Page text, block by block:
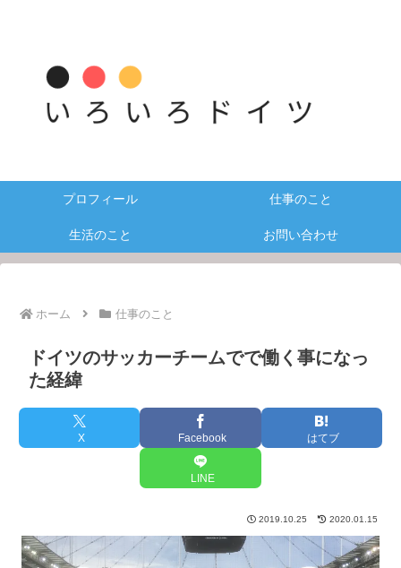
プロフィール 仕事のこと
生活のこと お問い合わせ
ホーム 仕事のこと
ドイツのサッカーチームでで働く事になっ
た経緯
X Facebook はてブ
LINE
2019.10.25 2020.01.15